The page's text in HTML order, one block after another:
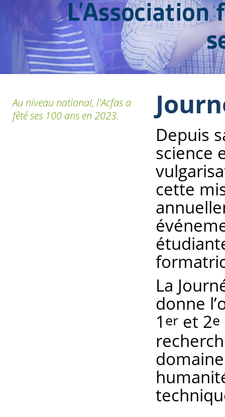
Depuis
science
cette
La
donne
1 er et 2e
Au niveau national, l'Acfas a
fêté ses 100 ans en 2023.